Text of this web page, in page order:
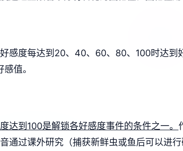
好感度每达到20、40、60、80、100时达到
值。
达到100是解锁各好感度事件的条件之一。
通过课外研究（捕获新鲜虫或鱼后可以进行